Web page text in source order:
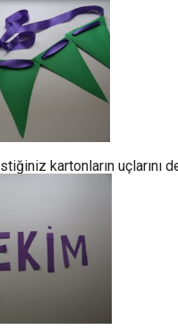
kartonların uçlarını